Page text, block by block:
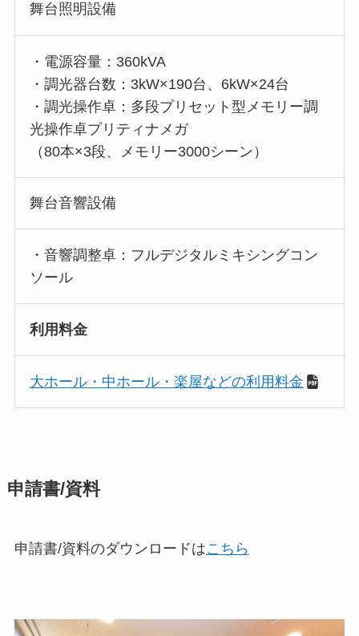
舞台照明設備
・電源容量：360kVA
・調光器台数：3kW×190台、6kW×24台
・調光操作卓：多段プリセット型メモリー調
光操作卓プリティナメガ
（80本×3段、メモリー3000シーン）
舞台音響設備
・音響調整卓：フルデジタルミキシングコン
ソール
利用料金
大ホール・中ホール・楽屋などの利用料金
申請書/資料
申請書/資料のダウンロードはこちら